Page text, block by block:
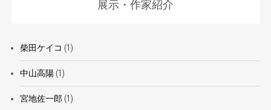
展示・作家紹介
柴田ケイコ (1)
中山高陽(1)
宮地佐一郎 (1)